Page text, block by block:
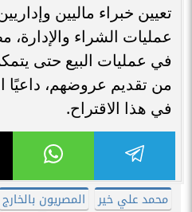
تعيين خبراء ماليين
عمليات الشراء والإدارة،
في عمليات البيع حتى
من تقديم عروضهم، داعيًا
في هذا الاقتراح.
محمد علي خير المصريون بالخارج